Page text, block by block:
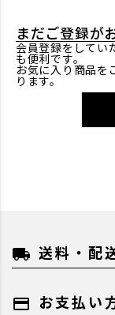
まだご登録が
会員登録をしてい
も便利です。
お気に入り商品を
ります。
local_shipping 送料・配
payment お支払い